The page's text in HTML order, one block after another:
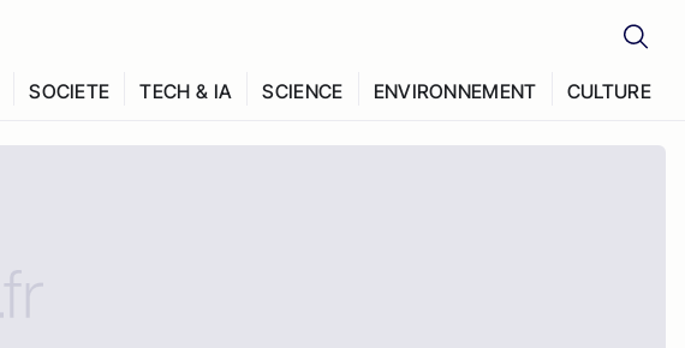
SOCIETE TECH & IA SCIENCE ENVIRONNEMENT CULTURE